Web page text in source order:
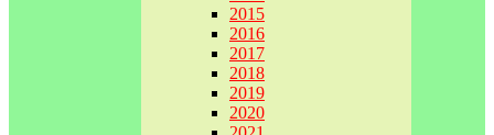
2015
2016
2017
2018
2019
2020